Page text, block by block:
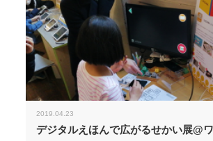
2019.04.23
デジタルえほんで広がるせかい展@